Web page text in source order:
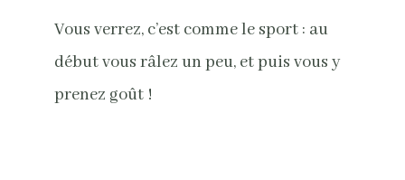
Vous verrez, c’est comme le sport : au
début vous râlez un peu, et puis vous y
prenez goût !